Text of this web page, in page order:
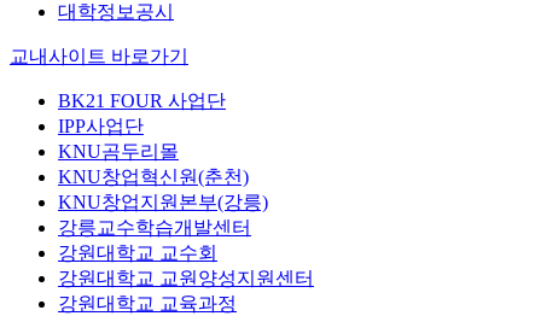
대학정보공시
교내사이트 바로가기
BK21 FOUR 사업단
IPP사업단
KNU곰두리몰
KNU창업혁신원(춘천)
KNU창업지원본부(강릉)
강릉교수학습개발센터
강원대학교 교수회
강원대학교 교원양성지원센터
강원대학교 교육과정